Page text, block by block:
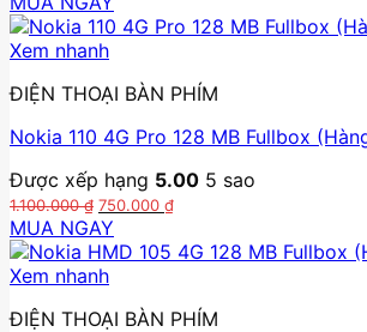
là:
1.350.000 ₫.
là:
Xem nhanh
ĐIỆN THOẠI BÀN PHÍM
Nokia 110 4G Pro 128 MB Fullbox
Được xếp hạng 5.00 5 sao
1.100.000₫ Giá
gốc
là:
1.100.000 ₫.
750.000 ₫Giá
là:
MUA NGAY
Xem nhanh
ĐIỆN THOẠI BÀN PHÍM